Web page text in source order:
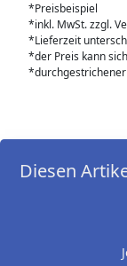
*Preisbeispiel
*inkl. MwSt. zzgl.
*Lieferzeit
*der Preis kann
Diesen